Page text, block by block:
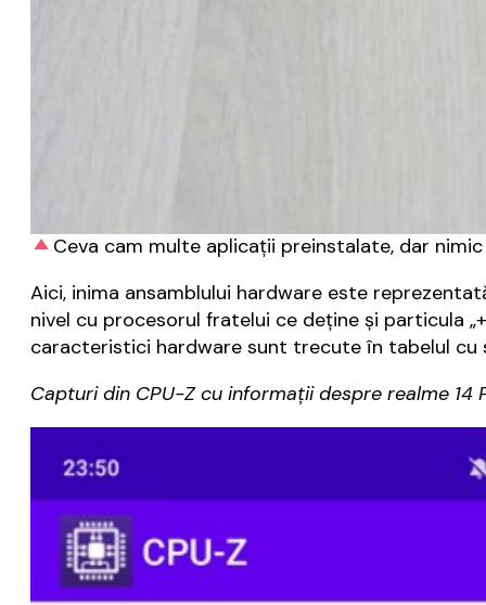
Ceva cam multe aplicații preinstalate, dar
Aici, inima ansamblului hardware este
nivel cu procesorul fratelui ce deține și particula
caracteristici hardware sunt trecute în tabelul cu
Capturi din CPU-Z cu informații despre realme 14